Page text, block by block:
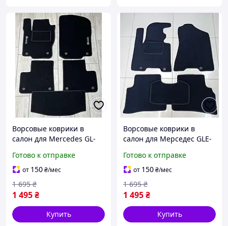
Ворсовые коврики в
салон для Mercedes GL-
Мерседес Икс 164
коврики
Готово к отправке
от 150₴/мес
1 495₴
1 695 ₴
Купить
Ворсовые коврики в
салон для Мерседес GLE-
Готово к отправке
от 150₴/мес
1 495₴
1 695 ₴
Купить